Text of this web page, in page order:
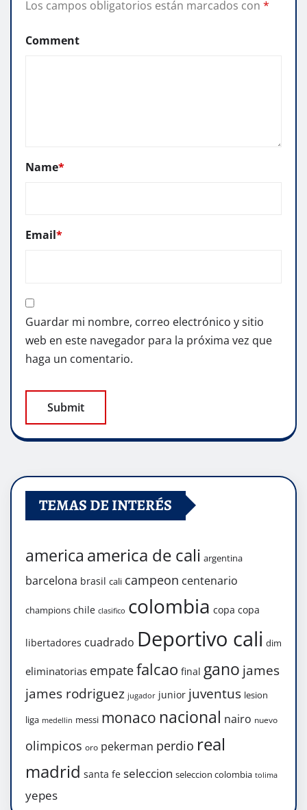
Los campos obligatorios están marcados con *
Comment
Name*
Email*
Guardar mi nombre, correo electrónico y sitio
web en este navegador para la próxima vez que
haga un comentario.
TEMAS DE INTERÉS
america america de cali argentina
barcelona brasil cali campeon centenario
champions chile clasifico colombia copa copa
libertadores cuadrado Deportivo cali dim
eliminatorias empatefalcao final gano james
james rodriguez jugador junior juventus lesion
liga medellin messi monaco nacional nairo nuevo
olimpicos oro pekerman perdio real
madrid santa fe seleccion seleccion colombia tolima
yepes